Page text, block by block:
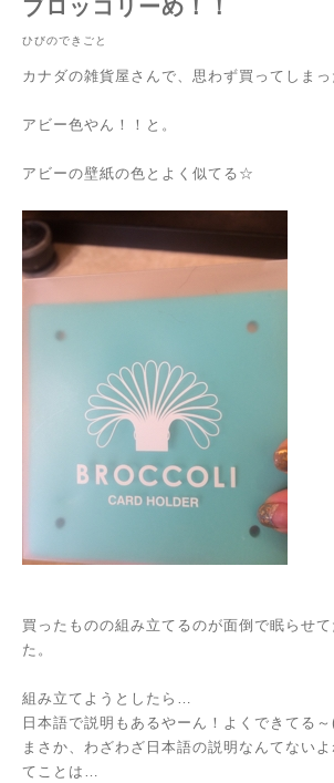
ブロッコリーめ！！
ひびのできごと
カナダの雑貨屋さんで、思わず買ってしまっ
アビー色やん！！と。
アビーの壁紙の色とよく似てる☆
買ったものの組み立てるのが面倒で眠らせ
た。
組み立てようとしたら…
日本語で説明もあるやーん！よくできてる
まさか、わざわざ日本語の説明なんてないよ
てことは…